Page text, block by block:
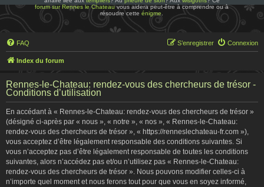
forum sur Rennes le Chateauvous aidera peut-être à comprendre ou à
résoudre cetteénigme
FAQ Connexion
S’enregistrer
Index du forum
Rennes-le-Chateau: rendez-vous des chercheurs de trésor -
Conditions d’utilisation
En accédant à « Rennes-le-Chateau: rendez-vous des chercheurs de trésor »
(désigné ci-après par « nous », « notre », « nos », « Rennes-le-Chateau:
rendez-vous des chercheurs de trésor », « https://renneslechateau-fr.com »),
vous acceptez d’être légalement responsable des conditions suivantes. Si
vous n’acceptez pas d’être légalement responsable de toutes les conditions
suivantes, alors n’accédez pas et/ou n’utilisez pas « Rennes-le-Chateau:
rendez-vous des chercheurs de trésor ». Nous pouvons modifier celles-ci à
n’importe quel moment et nous ferons tout pour que vous en soyez informé,